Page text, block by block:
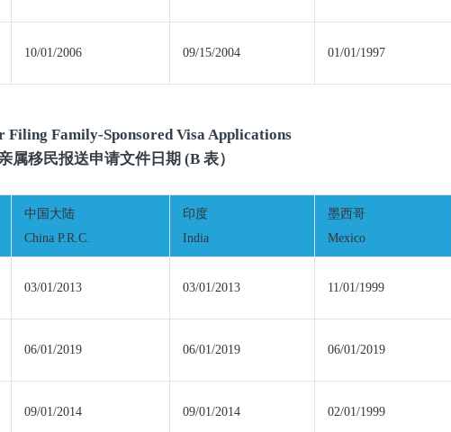
10/01/2006 09/15/2004 01/01/1997
Filing Family-Sponsored Visa Applications
属移民报送申请文件日期 (B 表）
中国大陆
China P.R.C.
印度
India
墨西哥
Mexico
03/01/2013 03/01/2013 11/01/1999
06/01/2019 06/01/2019 06/01/2019
09/01/2014 09/01/2014 02/01/1999